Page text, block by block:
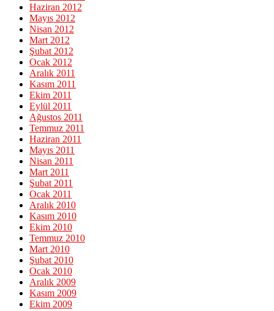
Haziran 2012
Mayıs 2012
Nisan 2012
Mart 2012
Şubat 2012
Ocak 2012
Aralık 2011
Kasım 2011
Ekim 2011
Eylül 2011
Ağustos 2011
Temmuz 2011
Haziran 2011
Mayıs 2011
Nisan 2011
Mart 2011
Şubat 2011
Ocak 2011
Aralık 2010
Kasım 2010
Ekim 2010
Temmuz 2010
Mart 2010
Şubat 2010
Ocak 2010
Aralık 2009
Kasım 2009
Ekim 2009